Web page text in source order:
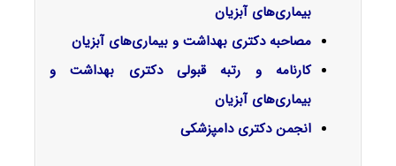
بیماری‌های آبزیان
مصاحبه دکتری بهداشت و بیماری‌های آبزیان
کارنامه و رتبه قبولی دکتری بهداشت و
بیماری‌های آبزیان
انجمن دکتری دامپزشکی